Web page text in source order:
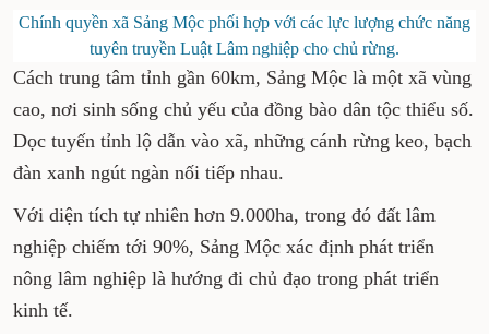
Chính quyền xã Sảng Mộc phối hợp với các lực lượng chức năng
tuyên truyền Luật Lâm nghiệp cho chủ rừng.
Cách trung tâm tỉnh gần 60km, Sảng Mộc là một xã vùng
cao, nơi sinh sống chủ yếu của đồng bào dân tộc thiểu số.
Dọc tuyến tỉnh lộ dẫn vào xã, những cánh rừng keo, bạch
đàn xanh ngút ngàn nối tiếp nhau.
Với diện tích tự nhiên hơn 9.000ha, trong đó đất lâm
nghiệp chiếm tới 90%, Sảng Mộc xác định phát triển
nông lâm nghiệp là hướng đi chủ đạo trong phát triển
kinh tế.